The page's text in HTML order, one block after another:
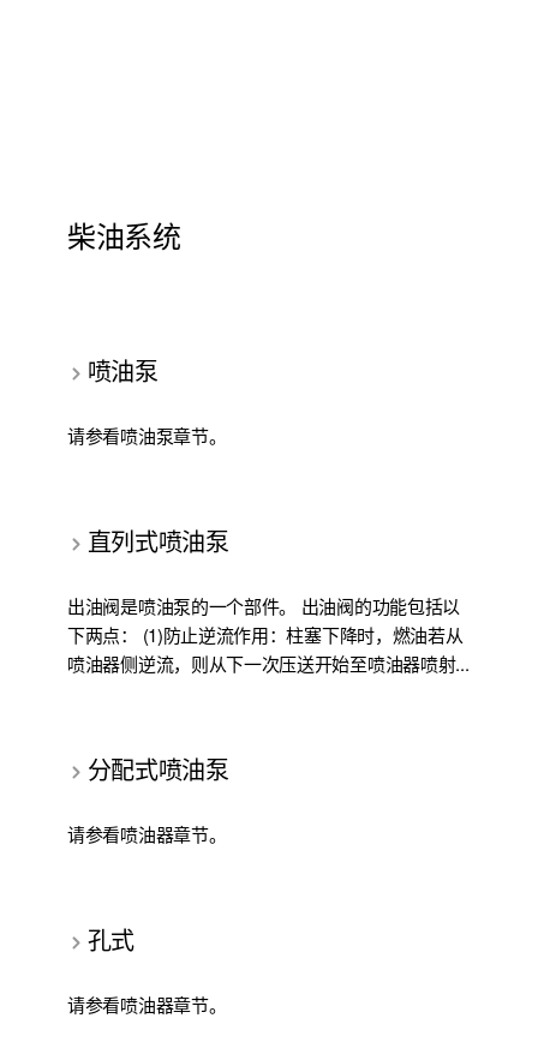
柴油系统
喷油泵
请参看喷油泵章节。
直列式喷油泵
出油阀是喷油泵的一个部件。 出油阀的功能包括以
下两点： (1)防止逆流作用：柱塞下降时，燃油若从
喷油器侧逆流，则从下一次压送开始至喷油器喷射...
分配式喷油泵
请参看喷油器章节。
孔式
请参看喷油器章节。